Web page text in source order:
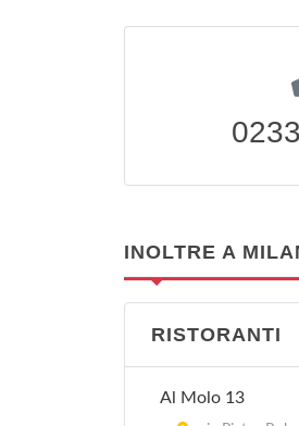
INOLTRE A
RISTORANTI
Al Molo 13